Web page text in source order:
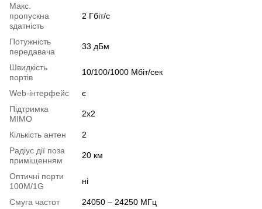
Макс.
пропускна
здатність
2 Гбіт/с
Потужність
передавача
33 дБм
Швидкість
портів
10/100/1000 Мбіт/сек
Web-інтерфейс
є
Підтримка
MIMO
2x2
Кількість антен
2
Радіус дії поза
приміщенням
20 км
Оптичні порти
100M/1G
ні
Смуга частот
24050 – 24250 МГц